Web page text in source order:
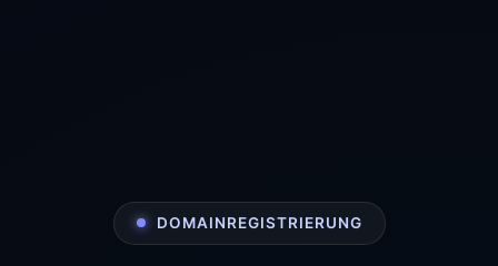
DOMAINREGISTRIERUNG